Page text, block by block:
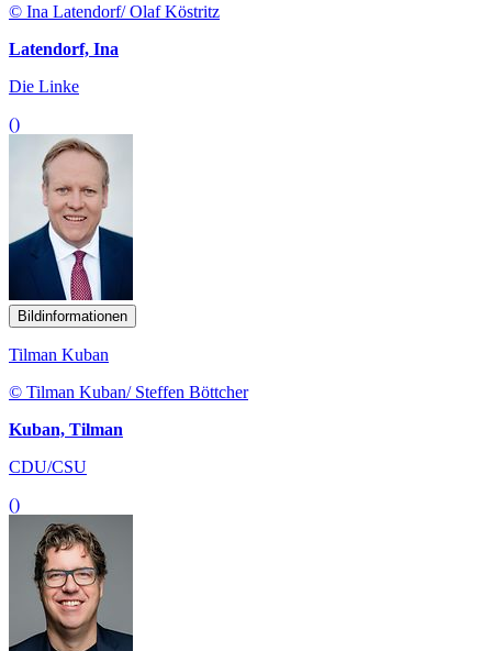
© Ina Latendorf/ Olaf Köstritz
Latendorf, Ina
Die Linke
()
Bildinformationen
Tilman Kuban
© Tilman Kuban/ Steffen Böttcher
Kuban, Tilman
CDU/CSU
()